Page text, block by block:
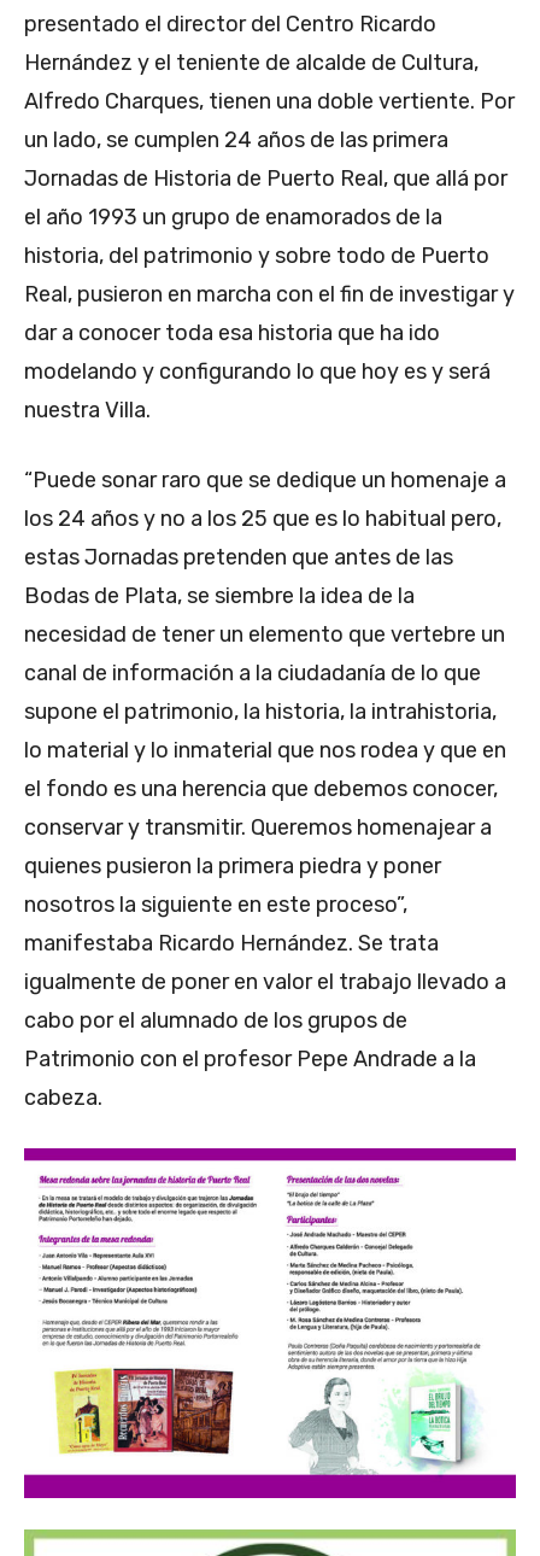
presentado el director del Centro Ricardo
Hernández y el teniente de alcalde de Cultura,
Alfredo Charques, tienen una doble vertiente. Por
un lado, se cumplen 24 años de las primera
Jornadas de Historia de Puerto Real, que allá por
el año 1993 un grupo de enamorados de la
historia, del patrimonio y sobre todo de Puerto
Real, pusieron en marcha con el fin de investigar y
dar a conocer toda esa historia que ha ido
modelando y configurando lo que hoy es y será
nuestra Villa.
“Puede sonar raro que se dedique un homenaje a
los 24 años y no a los 25 que es lo habitual pero,
estas Jornadas pretenden que antes de las
Bodas de Plata, se siembre la idea de la
necesidad de tener un elemento que vertebre un
canal de información a la ciudadanía de lo que
supone el patrimonio, la historia, la intrahistoria,
lo material y lo inmaterial que nos rodea y que en
el fondo es una herencia que debemos conocer,
conservar y transmitir. Queremos homenajear a
quienes pusieron la primera piedra y poner
nosotros la siguiente en este proceso”,
manifestaba Ricardo Hernández. Se trata
igualmente de poner en valor el trabajo llevado a
cabo por el alumnado de los grupos de
Patrimonio con el profesor Pepe Andrade a la
cabeza.